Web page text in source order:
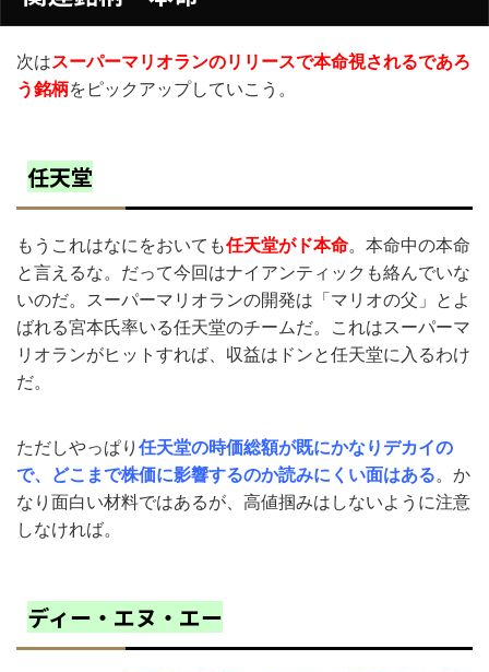
次はスーパーマリオランのリリースで本命視されるであろ
う銘柄をピックアップしていこう。
任天堂
もうこれはなにをおいても任天堂がド本命。本命中の本命
と言えるな。だって今回はナイアンティックも絡んでいな
いのだ。スーパーマリオランの開発は「マリオの父」とよ
ばれる宮本氏率いる任天堂のチームだ。これはスーパーマ
リオランがヒットすれば、収益はドンと任天堂に入るわけ
だ。
ただしやっぱり 任天堂の時価総額が既にかなりデカイの
で、どこまで株価に影響するのか読みにくい面はある。か
なり面白い材料ではあるが、高値掴みはしないように注意
しなければ。
ディー・エヌ・エー